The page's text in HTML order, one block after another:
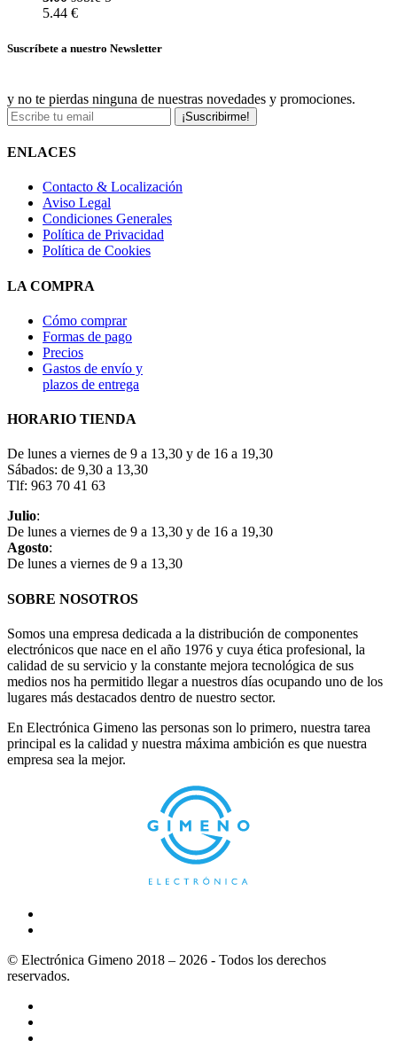
5.44 €
Suscríbete a nuestro Newsletter
y no te pierdas ninguna de nuestras novedades y promociones.
¡Suscribirme!
ENLACES
Contacto & Localización
Aviso Legal
Condiciones Generales
Política de Privacidad
Política de Cookies
LA COMPRA
Cómo comprar
Formas de pago
Precios
Gastos de envío y
plazos de entrega
HORARIO TIENDA
De lunes a viernes de 9 a 13,30 y de 16 a 19,30
Sábados: de 9,30 a 13,30
Tlf: 963 70 41 63
Julio:
De lunes a viernes de 9 a 13,30 y de 16 a 19,30
Agosto:
De lunes a viernes de 9 a 13,30
SOBRE NOSOTROS
Somos una empresa dedicada a la distribución de componentes
electrónicos que nace en el año 1976 y cuya ética profesional, la
calidad de su servicio y la constante mejora tecnológica de sus
medios nos ha permitido llegar a nuestros días ocupando uno de los
lugares más destacados dentro de nuestro sector.
En Electrónica Gimeno las personas son lo primero, nuestra tarea
principal es la calidad y nuestra máxima ambición es que nuestra
empresa sea la mejor.
© Electrónica Gimeno 2018 – 2026 - Todos los derechos
reservados.